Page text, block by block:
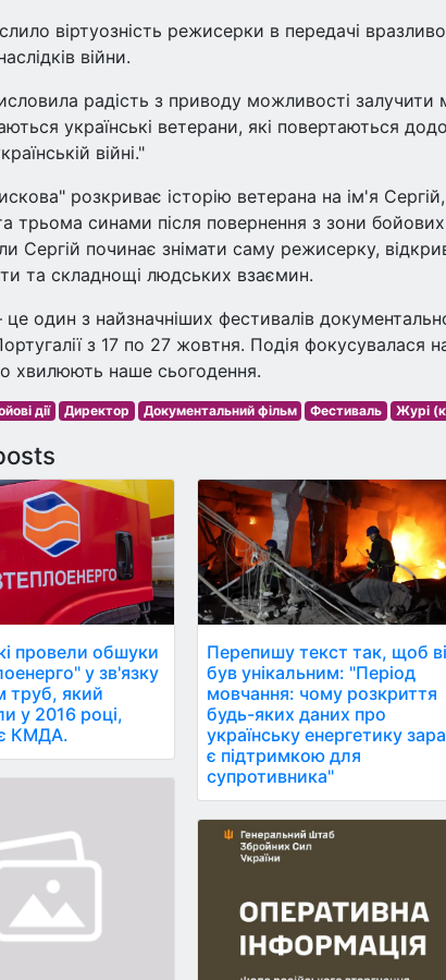
віртуозність режисерки в передачі
війни.
радість з приводу можливості залучити
українські ветерани, які повертаються
війні."
розкриває історію ветерана на ім'я Сергій,
трьома синами після повернення з зони
Сергій починає знімати саму режисерку,
та складнощі людських взаємин.
один з найзначніших фестивалів
з 17 по 27 жовтня. Подія фокусувалася
хвилюють наше сьогодення.
дії Директор Документальний фільм Фестиваль Журі
провели обшуки
у зв'язку
труб, який
у 2016 році,
КМДА.
Перепишу текст так, щоб
був унікальним: "Період
мовчання: чому розкриття
будь-яких даних про
українську енергетику
є підтримкою для
супротивника"